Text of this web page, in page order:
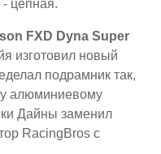
цепная.
FXD Dyna Super
изготовил новый
подрамник так,
алюминиевому
Дайны заменил
RacingBros с